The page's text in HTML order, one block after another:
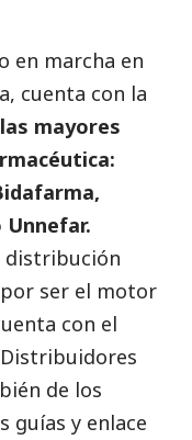
en marcha en
cuenta con la
mayores
Unnefar.
distribución
ser el motor
con el
de los
guías y enlace